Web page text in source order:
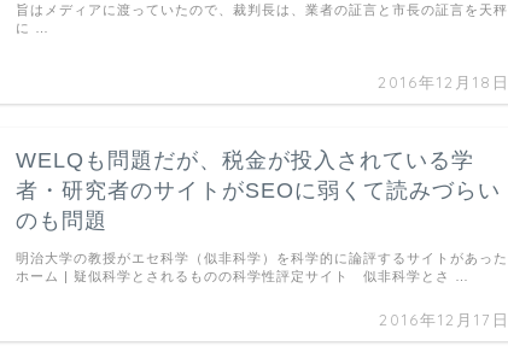
2016年12月18日
旨はメディアに渡っていたので、裁判長は、業者の証言と市長の証言を天秤
に …
WELQも問題だが、税金が投入されている学
者・研究者のサイトがSEOに弱くて読みづらい
のも問題
2016年12月17日
明治大学の教授がエセ科学（似非科学）を科学的に論評するサイトがあった
ホーム | 疑似科学とされるものの科学性評定サイト 似非科学とさ …